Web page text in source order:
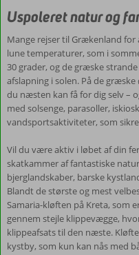
Kreta,
som
er
en
16
km
lang
kløft,
hvor
føres
gennem
stejle
klippevægge,
hvor
modige
bjerggeder
hopper
Uspoleret natur og
Mange rejser til Grækenland
lune temperaturer, som i
30 grader, og de græske
afslapning i solen. På de
du næsten kan få for dig selv –
med solsenge, parasoller,
vandsportsaktiviteter, som
Vil du være aktiv i løbet af din
skatkammer af fantastiske
bjerglandskaber, barske
Blandt de største og mest
Samaria-kløften på Kreta, som
gennem stejle klippevægge,
klippeafsats til den næste.
kystby, som kun kan nås med